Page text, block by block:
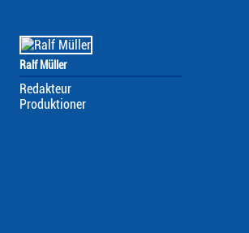
Ralf Müller
Redakteur
Produktioner